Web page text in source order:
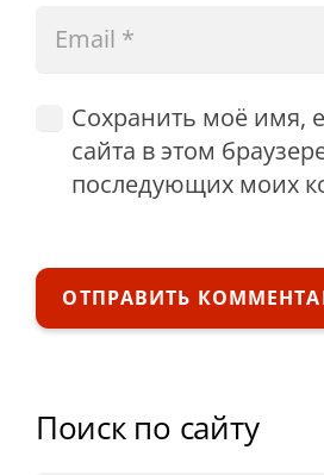
Сохранить моё имя,
сайта в этом
последующих моих
ОТПРАВИТЬ
Поиск по сайту